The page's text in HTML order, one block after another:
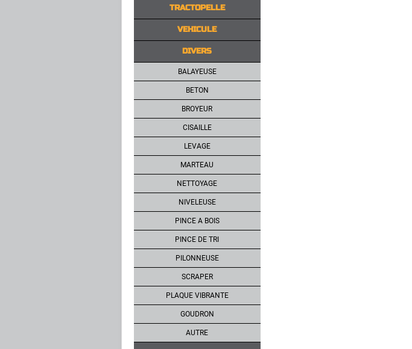
TRACTOPELLE
VEHICULE
DIVERS
BALAYEUSE
BETON
BROYEUR
CISAILLE
LEVAGE
MARTEAU
NETTOYAGE
NIVELEUSE
PINCE A BOIS
PINCE DE TRI
PILONNEUSE
SCRAPER
PLAQUE VIBRANTE
GOUDRON
AUTRE